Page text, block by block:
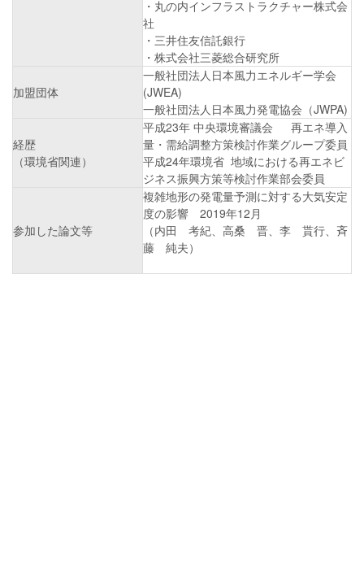
・丸の内インフラストラクチャー株式会
社
・三井住友信託銀行
・株式会社三菱総合研究所
加盟団体
一般社団法人日本風力エネルギー学会
(JWEA)
一般社団法人日本風力発電協会（JWPA)
経歴
（環境省関連）
平成23年 中央環境審議会 再エネ導入
量・需給調整方策検討作業グループ委員
平成24年環境省 地域における再エネビ
ジネス振興方策等検討作業部会委員
参加した論文等
複雑地形の発電量予測に対する大気安定
度の影響 2019年12月
（内田 考紀、高桑 晋、李 貰行、斉
藤 純夫）